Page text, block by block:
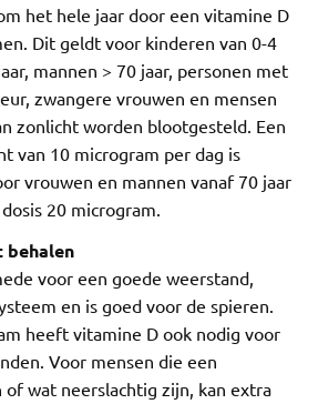
het hele jaar door een vitamine D
Dit geldt voor kinderen van 0-4
mannen > 70 jaar, personen met
zwangere vrouwen en mensen
zonlicht worden blootgesteld. Een
van 10 microgram per dag is
vrouwen en mannen vanaf 70 jaar
20 microgram.
behalen
voor een goede weerstand,
en is goed voor de spieren.
heeft vitamine D ook nodig voor
Voor mensen die een
wat neerslachtig zijn, kan extra